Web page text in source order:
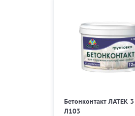
Бетонконтакт ЛАТЕК 3
Л103